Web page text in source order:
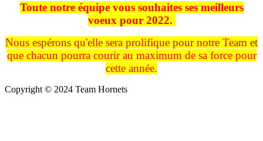
Toute notre équipe vous souhaites ses meilleurs
voeux pour 2022.
Nous espérons qu'elle sera prolifique pour notre Team et
que chacun pourra courir au maximum de sa force pour
cette année.
Copyright © 2024 Team Hornets